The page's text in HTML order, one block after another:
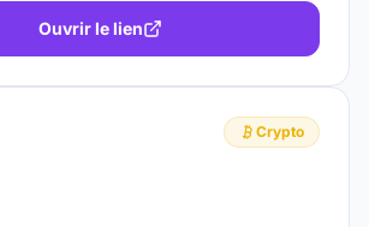
Ouvrir le lien
Crypto